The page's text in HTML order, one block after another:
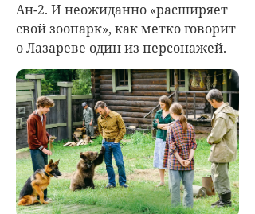
Ан-2. И неожиданно «расширяет
свой зоопарк», как метко говорит
о Лазареве один из персонажей.